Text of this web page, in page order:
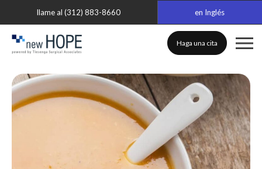
llame al (312) 883-8660 en Inglés
Haga una cita